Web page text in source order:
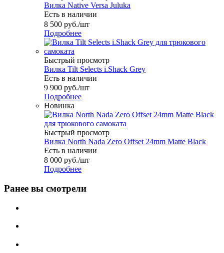
Вилка Native Versa Juluka
Есть в наличии
8 500 руб./шт
Подробнее
Быстрый просмотр
Вилка Tilt Selects i.Shack Grey
Есть в наличии
9 900 руб./шт
Подробнее
Новинка
Быстрый просмотр
Вилка North Nada Zero Offset 24mm Matte Black
Есть в наличии
8 000 руб./шт
Подробнее
Ранее вы смотрели